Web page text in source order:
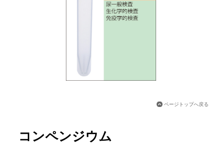
ページトップへ戻る
コンペンジウム